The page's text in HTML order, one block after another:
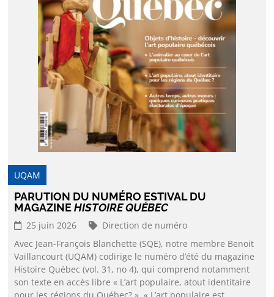
UQAM
PARUTION DU NUMÉRO ESTIVAL DU
MAGAZINEHISTOIRE QUÉBEC
25 juin 2026
Direction de numéro
Avec Jean-François Blanchette (SQE), notre membre Benoit
Vaillancourt (UQAM) codirige le numéro d’été du magazine
Histoire Québec (vol. 31, no 4), qui comprend notamment
son texte en accès libre « L’art populaire, atout identitaire